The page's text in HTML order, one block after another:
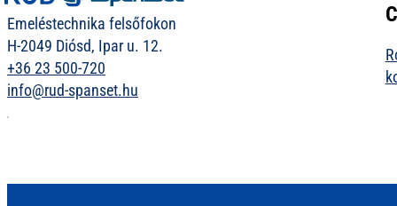
Emeléstechnika felsőfokon
H-2049 Diósd, Ipar u. 12.
+36 23 500-720
info@rud-spanset.hu